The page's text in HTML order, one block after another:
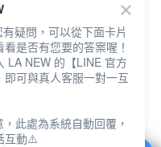
查看全部
疑問，可以從下面卡片
看是否有您要的答案喔！
LA NEW 的【LINE 官方
即可與真人客服一對一互
此處為系統自動回覆，
互動⚠️